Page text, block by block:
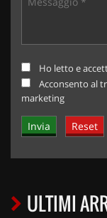
Ho letto e
Acconsento al
marketing
ULTIMI